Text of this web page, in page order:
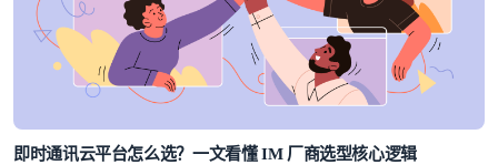
即时通讯云平台怎么选？一文看懂 IM 厂商选型核心逻辑